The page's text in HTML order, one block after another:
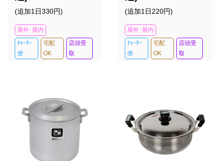
(追加1日330円)
屋外･屋内
ﾁｬｰﾀｰ
便
宅配
OK
店頭受
取
(追加1日220円)
屋外･屋内
ﾁｬｰﾀｰ
便
宅配
OK
店頭受
取